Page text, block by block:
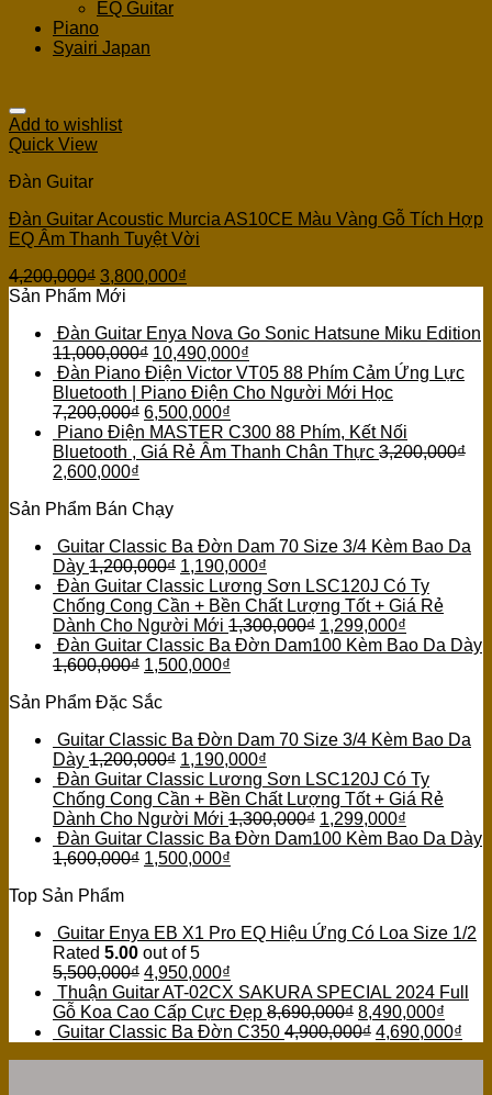
EQ Guitar
Piano
Syairi Japan
Add to wishlist
Quick View
Đàn Guitar
Đàn Guitar Acoustic Murcia AS10CE Màu Vàng Gỗ Tích Hợp
EQ Âm Thanh Tuyệt Vời
4,200,000₫ 3,800,000₫
Sản Phẩm Mới
Đàn Guitar Enya Nova Go Sonic Hatsune Miku Edition
11,000,000₫ 10,490,000₫
Đàn Piano Điện Victor VT05 88 Phím Cảm Ứng Lực
Bluetooth | Piano Điện Cho Người Mới Học
7,200,000₫ 6,500,000₫
Piano Điện MASTER C300 88 Phím, Kết Nối
Bluetooth , Giá Rẻ Âm Thanh Chân Thực 3,200,000₫
2,600,000₫
Sản Phẩm Bán Chạy
Guitar Classic Ba Đờn Dam 70 Size 3/4 Kèm Bao Da
Dày 1,200,000₫ 1,190,000₫
Đàn Guitar Classic Lương Sơn LSC120J Có Ty
Chống Cong Cần + Bền Chất Lượng Tốt + Giá Rẻ
Dành Cho Người Mới 1,300,000₫ 1,299,000₫
Đàn Guitar Classic Ba Đờn Dam100 Kèm Bao Da Dày
1,600,000₫ 1,500,000₫
Sản Phẩm Đặc Sắc
Guitar Classic Ba Đờn Dam 70 Size 3/4 Kèm Bao Da
Dày 1,200,000₫ 1,190,000₫
Đàn Guitar Classic Lương Sơn LSC120J Có Ty
Chống Cong Cần + Bền Chất Lượng Tốt + Giá Rẻ
Dành Cho Người Mới 1,300,000₫ 1,299,000₫
Đàn Guitar Classic Ba Đờn Dam100 Kèm Bao Da Dày
1,600,000₫ 1,500,000₫
Top Sản Phẩm
Guitar Enya EB X1 Pro EQ Hiệu Ứng Có Loa Size 1/2
Rated 5.00 out of 5
5,500,000₫ 4,950,000₫
Thuận Guitar AT-02CX SAKURA SPECIAL 2024 Full
Gỗ Koa Cao Cấp Cực Đẹp 8,690,000₫ 8,490,000₫
Guitar Classic Ba Đờn C350 4,900,000₫ 4,690,000₫